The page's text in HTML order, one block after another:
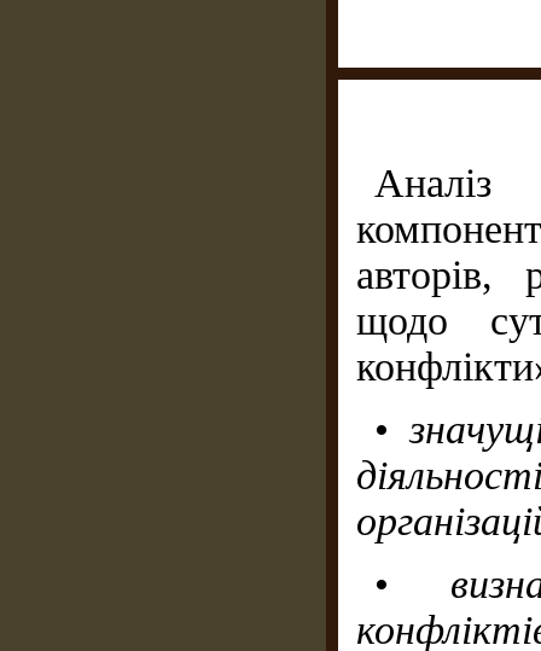
авторів,
щодо
•
•